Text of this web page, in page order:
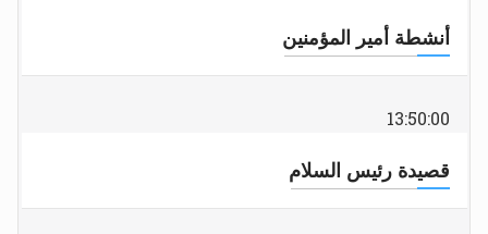
أنشطة أمير المؤمنين
13:50:00
قصيدة رئيس السلام